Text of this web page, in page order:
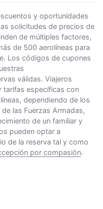
y oportunidades
solicitudes de precios de
de múltiples factores,
de 500 aerolíneas para
Los códigos de cupones
válidas. Viajeros
tarifas específicas con
dependiendo de los
las Fuerzas Armadas,
de un familiar y
pueden optar a
de la reserva tal y como
por compasión.